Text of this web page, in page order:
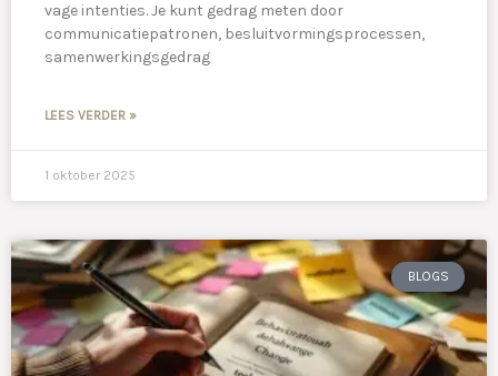
vage intenties. Je kunt gedrag meten door
communicatiepatronen, besluitvormingsprocessen,
samenwerkingsgedrag
LEES VERDER »
1 oktober 2025
BLOGS